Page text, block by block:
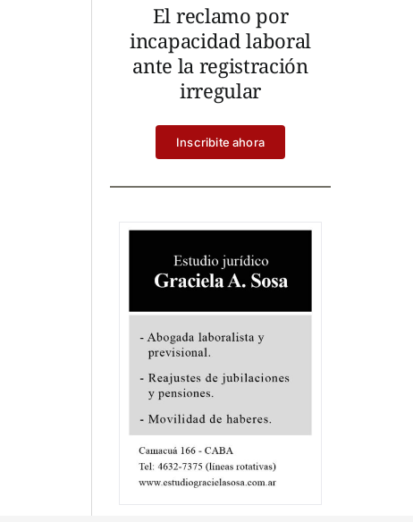
El reclamo por
incapacidad laboral
ante la registración
irregular
Inscribite ahora